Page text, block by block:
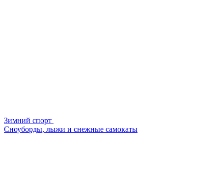
Зимний спорт
Сноуборды, лыжи и снежные самокаты